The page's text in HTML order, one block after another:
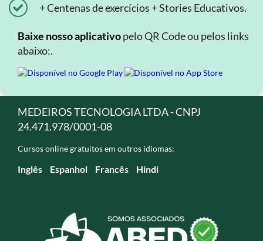
+ Centenas de exercícios + Stories Educativos.
Baixe nosso aplicativopelo QR Code ou pelos links
abaixo:.
MEDEIROS TECNOLOGIA LTDA - CNPJ
24.471.978/0001-08
Cursos online gratuitos em outros idiomas:
Inglês Espanhol Francês Hindi